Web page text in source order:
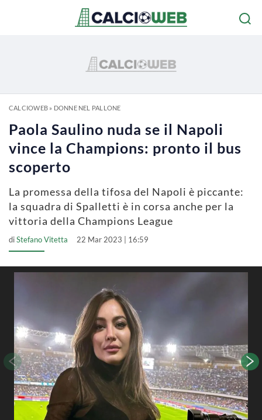
CALCIOWEB» DONNE NEL PALLONE
Paola Saulino nuda se il Napoli
vince la Champions: pronto il bus
scoperto
La promessa della tifosa del Napoli è piccante:
la squadra di Spalletti è in corsa anche per la
vittoria della Champions League
diStefano Vitetta 22 Mar 2023 | 16:59